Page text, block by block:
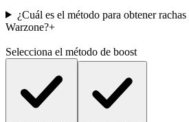
¿Cuál es el método para obtener
Warzone?+
Selecciona el método de boost